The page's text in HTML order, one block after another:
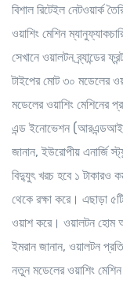
বিশাল রিটেইল নেটওয়ার্ক
ওয়াশিং মেশিন
সেখানে ওয়ালটন
টাইপের মোট ৩০ মডেলের
মডেলের ওয়াশিং মেশিনের
এন্ড ইনোভেশন (আরএন্ডআই)
জানান, ইউরোপীয় এনার্জি
বিদু্যুৎ খরচ হবে ১
থেকে রক্ষা করে। এছাড়া
ওয়াশ করে। ওয়ালটন হোম
ইমরান জানান, ওয়ালটন
নতুন মডেলের ওয়াশিং